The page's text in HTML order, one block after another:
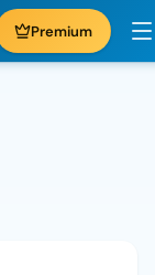
Premium